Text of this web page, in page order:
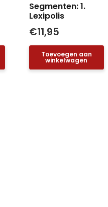
Segmenten: 1.
Lexipolis
€11,95
Toevoegen aan
winkelwagen